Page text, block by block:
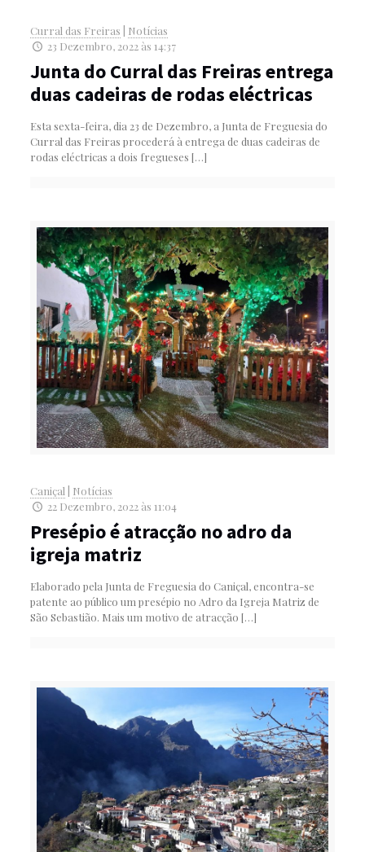
Curral das Freiras
Notícias
23 Dezembro, 2022 às 14:37
Junta do Curral das Freiras entrega
duas cadeiras de rodas eléctricas
Esta sexta-feira, dia 23 de Dezembro, a Junta de Freguesia do
Curral das Freiras procederá à entrega de duas cadeiras de
rodas eléctricas a dois fregueses […]
Caniçal
Notícias
22 Dezembro, 2022 às 11:04
Presépio é atracção no adro da
igreja matriz
Elaborado pela Junta de Freguesia do Caniçal, encontra-se
patente ao público um presépio no Adro da Igreja Matriz de
São Sebastião. Mais um motivo de atracção […]